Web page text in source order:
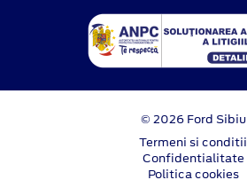
© 2026 Ford Sibiu
Termeni si conditii
Confidentialitate
Politica cookies